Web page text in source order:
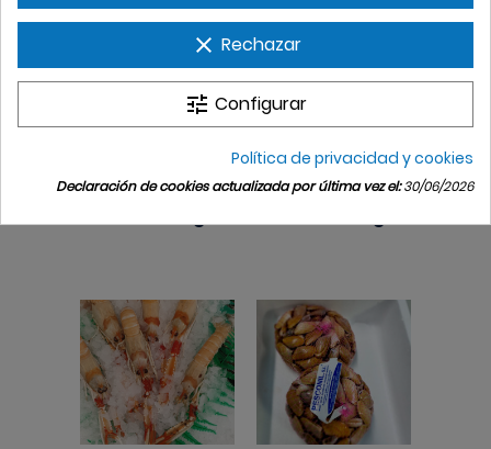
Gambón Centolla Nacional
clear Rechazar
tune Configurar
Política de privacidad y cookies
Declaración de cookies actualizada por última vez el:30/06/2026